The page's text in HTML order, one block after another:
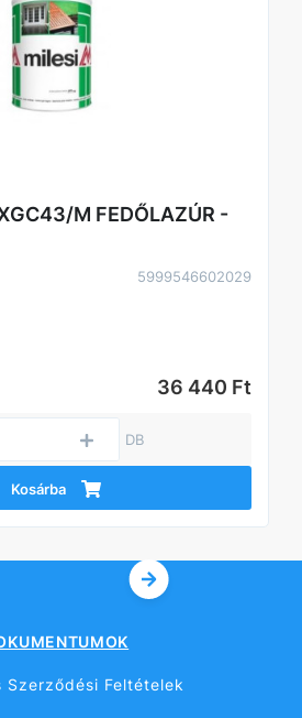
M FEDŐLAZÚR -
5999546602029
36 440 Ft
DB
Kosárba
Szerződési Feltételek